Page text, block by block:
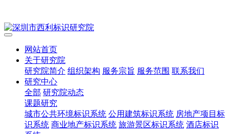
网站首页
关于研究院
研究院简介 组织架构 服务宗旨 服务范围 联系我们
研究中心
全部 研究院动态
课题研究
城市公共环境标识系统 公用建筑标识系统 房地产项目标
识系统 商业地产标识系统 旅游景区标识系统 酒店标识